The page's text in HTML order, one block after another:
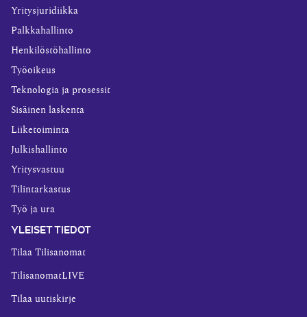
Yritysjuridiikka
Palkkahallinto
Henkilöstöhallinto
Työoikeus
Teknologia ja prosessit
Sisäinen laskenta
Liiketoiminta
Julkishallinto
Yritysvastuu
Tilintarkastus
Työ ja ura
YLEISET TIEDOT
Tilaa Tilisanomat
TilisanomatLIVE
Tilaa uutiskirje